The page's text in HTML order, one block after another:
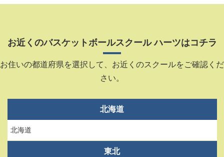
お近くのバスケットボールスクール ハーツはコチラ
お住いの都道府県を選択して、お近くのスクールをご確認くだ
さい。
北海道
北海道
東北